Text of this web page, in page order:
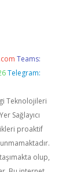
Teams:
Telegram:
Teknolojileri
Sağlayıcı
proaktif
olup,